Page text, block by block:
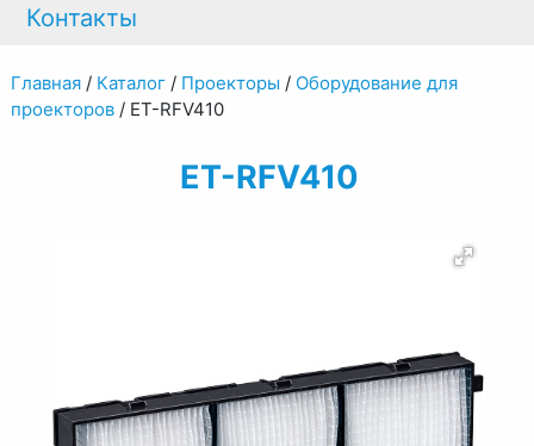
Контакты
Главная/ Каталог/ Проекторы / Оборудование для
проекторов/ ET-RFV410
ET-RFV410